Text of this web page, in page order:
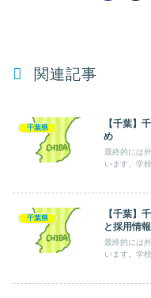
関連記事
千葉県
【千葉】
め
最終的には
います。学
千葉県
【千葉】
と採用情
最終的には
います。学